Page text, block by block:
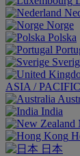
Norge
Polska
ASIA / PACIFIC
India
日本